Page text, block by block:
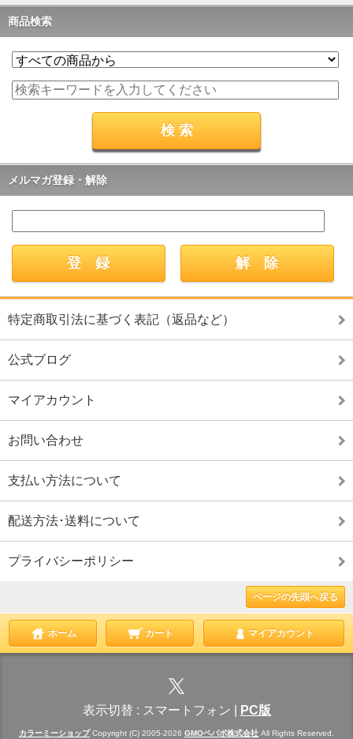
商品検索
メルマガ登録・解除
特定商取引法に基づく表記（返品など）
公式ブログ
マイアカウント
お問い合わせ
支払い方法について
配送方法･送料について
プライバシーポリシー
ページの先頭へ戻る
ホーム カート マイアカウント
表示切替 : スマートフォン PC版
カラーミーショップCopyright (C) 2005-2026 GMOペパボ株式会社 All Rights Reserved.